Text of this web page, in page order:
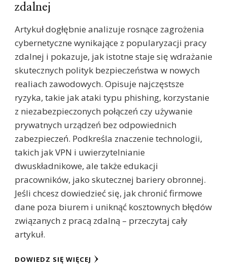
zdalnej
Artykuł dogłębnie analizuje rosnące zagrożenia
cybernetyczne wynikające z popularyzacji pracy
zdalnej i pokazuje, jak istotne staje się wdrażanie
skutecznych polityk bezpieczeństwa w nowych
realiach zawodowych. Opisuje najczęstsze
ryzyka, takie jak ataki typu phishing, korzystanie
z niezabezpieczonych połączeń czy używanie
prywatnych urządzeń bez odpowiednich
zabezpieczeń. Podkreśla znaczenie technologii,
takich jak VPN i uwierzytelnianie
dwuskładnikowe, ale także edukacji
pracowników, jako skutecznej bariery obronnej.
Jeśli chcesz dowiedzieć się, jak chronić firmowe
dane poza biurem i uniknąć kosztownych błędów
związanych z pracą zdalną – przeczytaj cały
artykuł.
DOWIEDZ SIĘ WIĘCEJ